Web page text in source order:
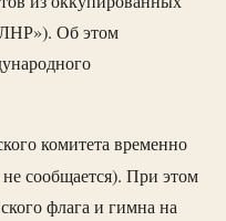
Об этом
комитета временно
не сообщается). При этом
флага и гимна на